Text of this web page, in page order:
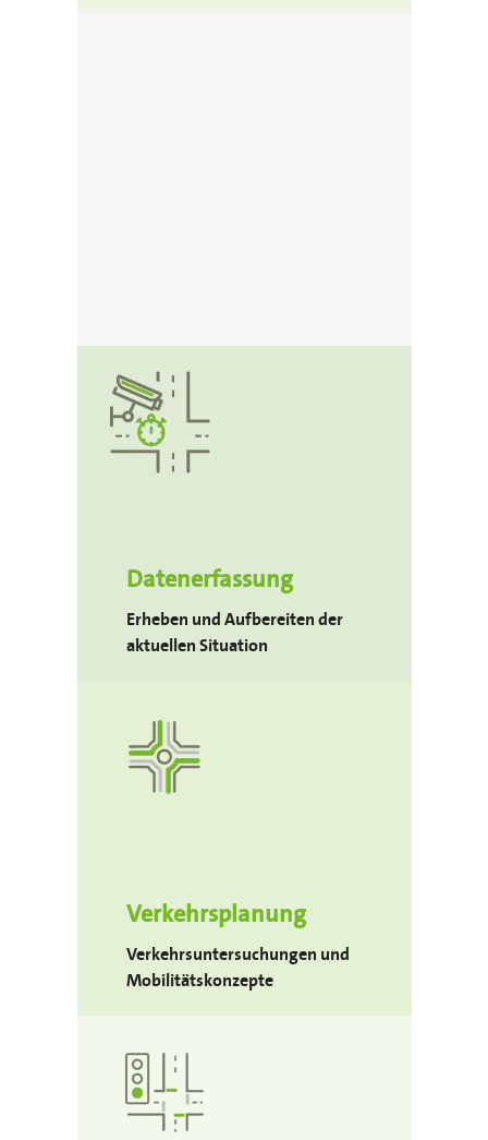
Datenerfassung
Erheben und Aufbereiten der
aktuellen Situation
Verkehrsplanung
Verkehrsuntersuchungen und
Mobilitätskonzepte